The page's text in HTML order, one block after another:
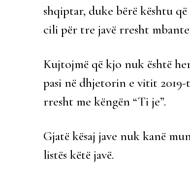
shqiptar, duke bërë kështu që
cili për tre javë rresht
Kujtojmë që kjo nuk është
pasi në dhjetorin e vitit
rresht me këngën “Ti je”.
Gjatë kësaj jave nuk kanë
listës këtë javë.